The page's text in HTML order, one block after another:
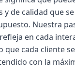
y de calidad que
Nuestra
en cada
que cada cliente
con la